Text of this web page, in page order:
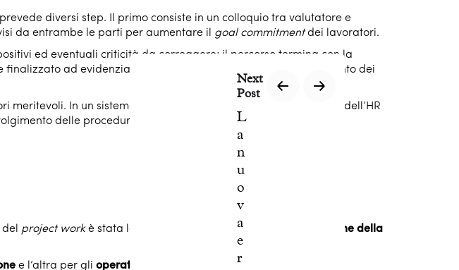
diversi step. Il primo consiste in un colloquio tra valutatore e
da entrambe le parti per aumentare il goal commitmentdei lavoratori.
ed eventuali criticità da correggere; il percorso termina con la
ad evidenziare le potenzialità e le aree di miglioramento dei
meritevoli. In un sistema di valutazione così complesso, la figura dell’HR
delle procedure e l’effettivo coinvolgimento dei soggetti
project workè stata la creazione di uno
strumento di valutazione della
e l’altra per gli operatori di produzione
Next
Post
L
a
n
u
o
v
a
e
r